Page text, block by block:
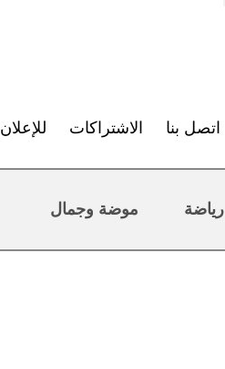
اتصل بنا الاشتراكات للإعلان
رياضة موضة وجمال